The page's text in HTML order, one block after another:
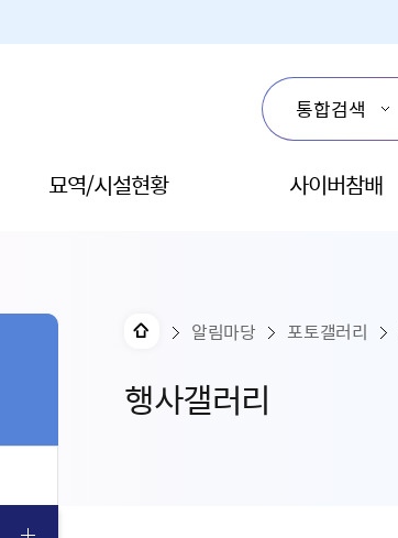
묘역/시설현황 사이버참배
행사갤러리
알림마당 포토갤러리